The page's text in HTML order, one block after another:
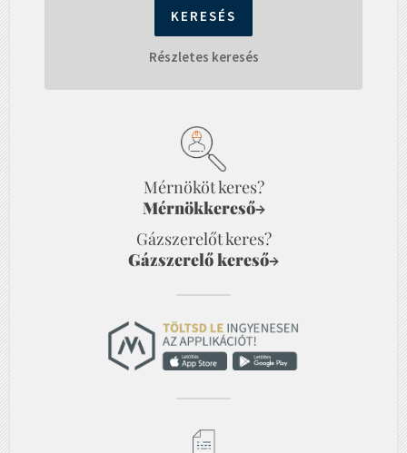
Részletes keresés
Mérnököt keres?
Mérnökkereső→
Gázszerelőt keres?
Gázszerelő kereső→